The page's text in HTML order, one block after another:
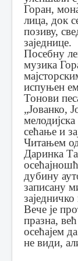
Горан,
лица, док
позиву,
заједнице.
Посебну
музика
испуњен
Тонови
„Јованко,
сећање и
Читањем
Даринка
дубину
записану
Вече је
празна,
осећајем
не види,